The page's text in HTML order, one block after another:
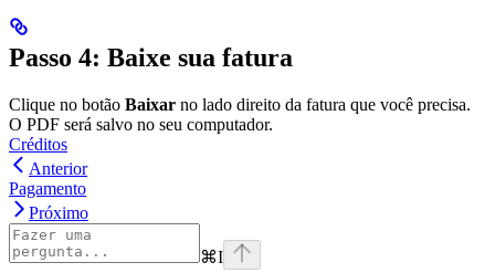
Passo 4: Baixe sua fatura
Clique no botão Baixar no lado direito da fatura que você precisa.
O PDF será salvo no seu computador.
Créditos
Anterior
Pagamento
Próximo
⌘I